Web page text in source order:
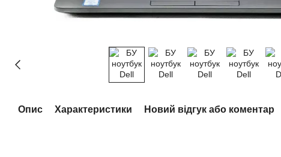
Опис Характеристики Новий відгук або коментар